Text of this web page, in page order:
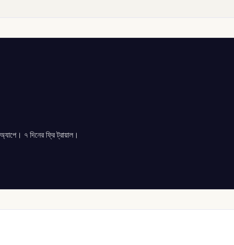
৭ দিনের ফ্রি ট্রায়াল।